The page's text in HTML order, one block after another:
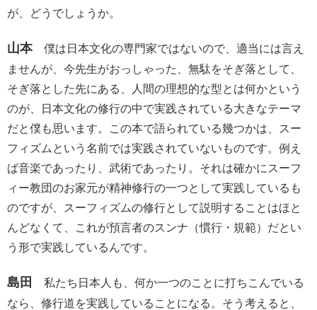
が、どうでしょうか。
山本僕は日本文化の専門家ではないので、適当には言え
ませんが、今先生がおっしゃった、無駄をそぎ落として、
そぎ落とした先にある、人間の理想的な型とは何かという
のが、日本文化の修行の中で実践されている大きなテーマ
だと僕も思います。この本で語られている幾つかは、スー
フィズムという名前では実践されていないものです。例え
ば音楽であったり、武術であったり。それは確かにスーフ
ィー教団のお家元が精神修行の一つとして実践しているも
のですが、スーフィズムの修行として説明することはほと
んどなくて、これが預言者のスンナ（慣行・規範）だとい
う形で実践しているんです。
島田
私たち日本人も、何か一つのことに打ちこんでいる
なら、修行道を実践していることになる。そう考えると、